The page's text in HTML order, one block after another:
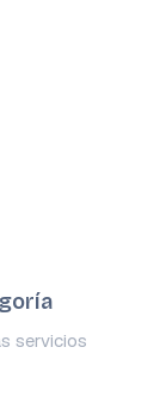
servicios